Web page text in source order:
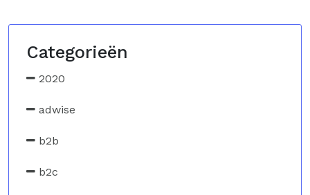
Categorieën
2020
adwise
b2b
b2c